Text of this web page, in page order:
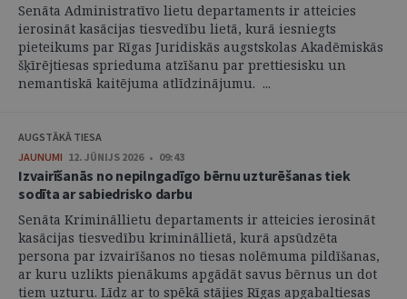
Senāta Administratīvo lietu departaments ir atteicies
ierosināt kasācijas tiesvedību lietā, kurā iesniegts
pieteikums par Rīgas Juridiskās augstskolas Akadēmiskās
šķīrējtiesas sprieduma atzīšanu par prettiesisku un
nemantiskā kaitējuma atlīdzinājumu. ...
AUGSTĀKĀ TIESA
JAUNUMI 12. JŪNIJS 2026 • 09:43
Izvairīšanās no nepilngadīgo bērnu uzturēšanas tiek
sodīta ar sabiedrisko darbu
Senāta Krimināllietu departaments ir atteicies ierosināt
kasācijas tiesvedību krimināllietā, kurā apsūdzēta
persona par izvairīšanos no tiesas nolēmuma pildīšanas,
ar kuru uzlikts pienākums apgādāt savus bērnus un dot
tiem uzturu. Līdz ar to spēkā stājies Rīgas apgabaltiesas